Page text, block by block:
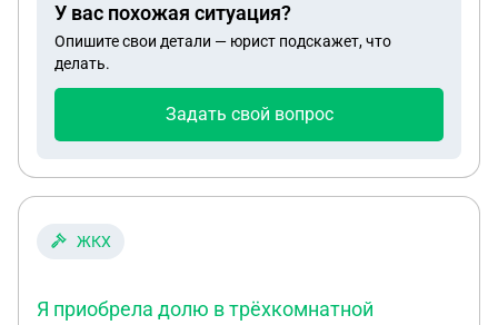
выезжать на газеле могут нас задеть. До забора
наверно метров 4-5, можем ли мы оставлять там
машину или должны сделать то, что попросили
хозяева? Сказали сегодня, что ходили в сельсовет
и там сказали, что есть какой-то закон про зону
попросили сместиться немного левее
У вас похожая ситуация?
Опишите свои детали — юрист подскажет, что
делать.
Задать свой вопрос
ЖКХ
Я приобрела долю в трёхкомнатной